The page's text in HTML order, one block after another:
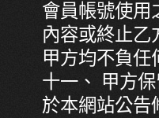
會員帳號使用
內容或終止乙
甲方均不負任
十一、 甲方
於本網站公告